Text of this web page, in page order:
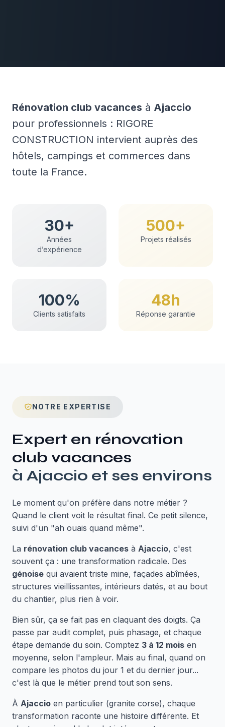
Rénovation club vacances à Ajaccio
pour professionnels : RIGORE
CONSTRUCTION intervient auprès des
hôtels, campings et commerces dans
toute la France.
30+
Années
d’expérience
500+
Projets réalisés
100%
Clients satisfaits
48h
Réponse garantie
NOTRE EXPERTISE
Expert en rénovation
club vacances
à Ajaccio et ses environs
Le moment qu'on préfère dans notre métier ?
Quand le client voit le résultat final. Ce petit silence,
suivi d'un "ah ouais quand même".
La rénovation club vacances à Ajaccio, c'est
souvent ça : une transformation radicale. Des
génoise qui avaient triste mine, façades abîmées,
structures vieillissantes, intérieurs datés, et au bout
du chantier, plus rien à voir.
Bien sûr, ça se fait pas en claquant des doigts. Ça
passe par audit complet, puis phasage, et chaque
étape demande du soin. Comptez 3 à 12 mois en
moyenne, selon l'ampleur. Mais au final, quand on
compare les photos du jour 1 et du dernier jour...
c'est là que le métier prend tout son sens.
À Ajaccio en particulier (granite corse), chaque
transformation raconte une histoire différente. Et